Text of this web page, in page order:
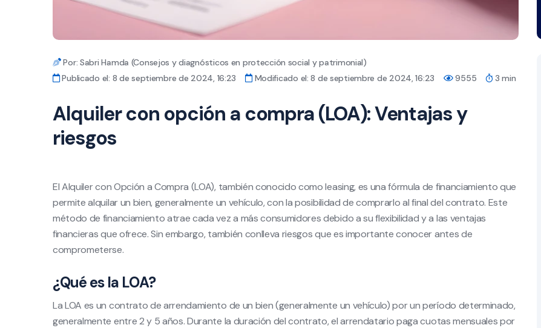
Por: Sabri Hamda (Consejos y diagnósticos en protección social y patrimonial)
Publicado el: 8 de septiembre de 2024, 16:23
Modificado el: 8 de septiembre de 2024, 16:23 9555 3 min
Alquiler con opción a compra (LOA): Ventajas y
riesgos
El Alquiler con Opción a Compra (LOA), también conocido como leasing, es una fórmula de financiamiento que
permite alquilar un bien, generalmente un vehículo, con la posibilidad de comprarlo al final del contrato. Este
método de financiamiento atrae cada vez a más consumidores debido a su flexibilidad y a las ventajas
financieras que ofrece. Sin embargo, también conlleva riesgos que es importante conocer antes de
comprometerse.
¿Qué es la LOA?
La LOA es un contrato de arrendamiento de un bien (generalmente un vehículo) por un período determinado,
generalmente entre 2 y 5 años. Durante la duración del contrato, el arrendatario paga cuotas mensuales por